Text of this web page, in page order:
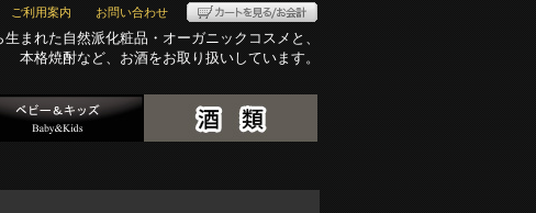
ご利用案内 お問い合わせ
まれた自然派化粧品・オーガニックコスメと、
本格焼酎など、お酒をお取り扱いしています。